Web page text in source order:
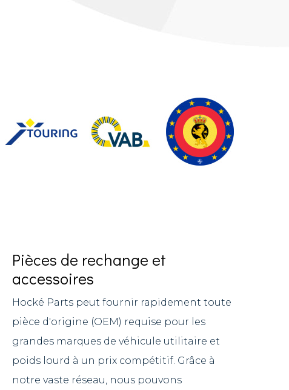
Pièces de rechange et
accessoires
Hocké Parts peut fournir rapidement toute
pièce d'origine (OEM) requise pour les
grandes marques de véhicule utilitaire et
poids lourd à un prix compétitif. Grâce à
notre vaste réseau, nous pouvons